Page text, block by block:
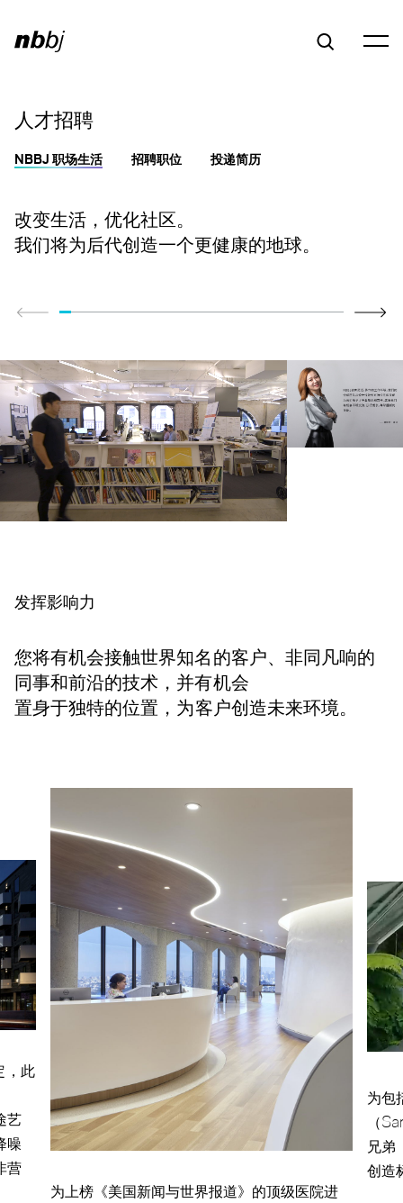
人才招聘
NBBJ 职场生活 招聘职位 投递简历
改变生活，优化社区。
我们将为后代创造一个更健康的地球。
发挥影响力
您将有机会接触世界知名的客户、非同凡响的
同事和前沿的技术，并有机会
置身于独特的位置， 为客户创造未来环境。
，此
艺
噪
营
为上榜《美国新闻与世界报道》的顶级医院进
为包
（
兄弟
创造